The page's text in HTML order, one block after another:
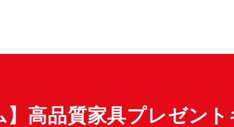
】高品質家具プレゼン